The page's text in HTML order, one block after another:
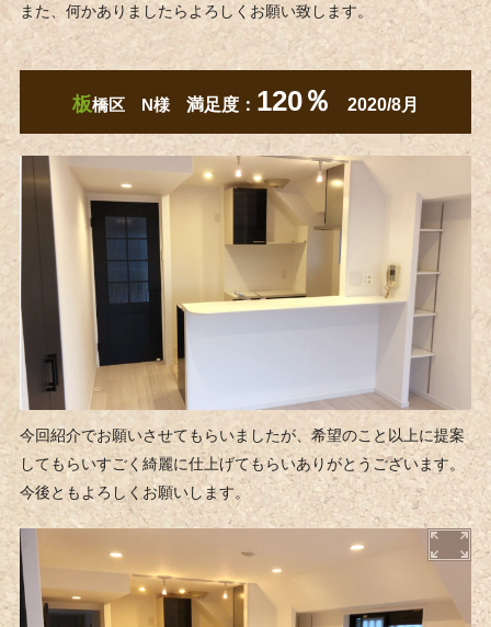
また、何かありましたらよろしくお願い致します。
板橋区 N様 満足度： 120％ 2020/8月
今回紹介でお願いさせてもらいましたが、希望のこと以上に提案
してもらいすごく綺麗に仕上げてもらいありがとうございます。
今後ともよろしくお願いします。